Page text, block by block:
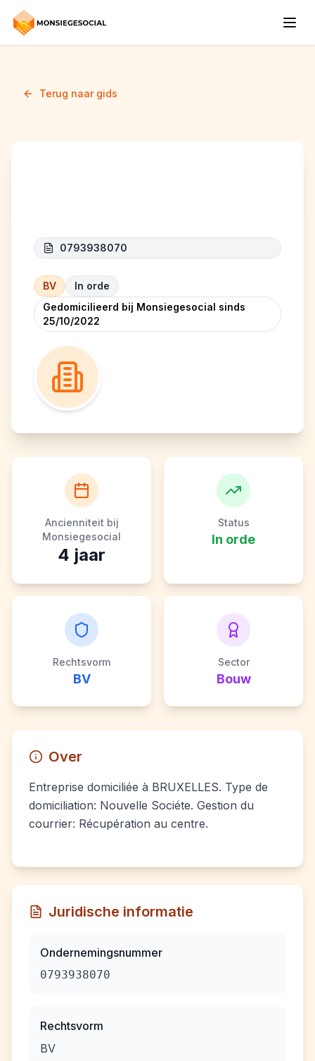
Terug naar gids
0793938070
BV
In orde
Gedomicilieerd bij Monsiegesocial sinds
25/10/2022
Ancienniteit bij
Monsiegesocial
4 jaar
Status
In orde
Rechtsvorm
BV
Sector
Bouw
Over
Entreprise domiciliée à BRUXELLES. Type de
domiciliation: Nouvelle Sociéte. Gestion du
courrier: Récupération au centre.
Juridische informatie
Ondernemingsnummer
0793938070
Rechtsvorm
BV